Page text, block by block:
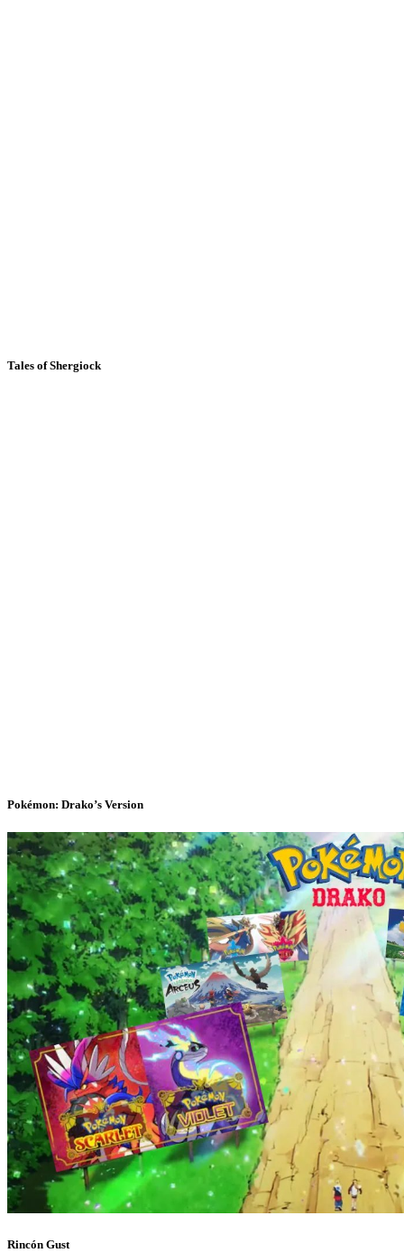
Tales of Shergiock
Pokémon: Drako’s Version
Rincón Gust